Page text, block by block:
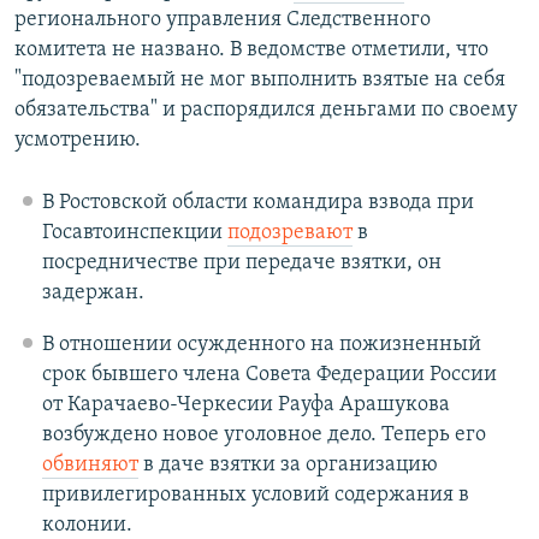
регионального управления Следственного
комитета не названо. В ведомстве отметили, что
"подозреваемый не мог выполнить взятые на себя
обязательства" и распорядился деньгами по своему
усмотрению.
В Ростовской области командира взвода при
Госавтоинспекции подозреваютв
посредничестве при передаче взятки, он
задержан.
В отношении осужденного на пожизненный
срок бывшего члена Совета Федерации России
от Карачаево-Черкесии Рауфа Арашукова
возбуждено новое уголовное дело. Теперь его
обвиняютв даче взятки за организацию
привилегированных условий содержания в
колонии.